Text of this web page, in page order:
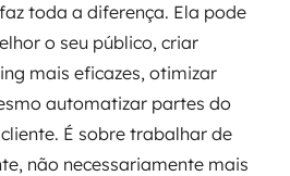
toda a diferença. Ela pode
o seu público, criar
mais eficazes, otimizar
automatizar partes do
É sobre trabalhar de
não necessariamente mais